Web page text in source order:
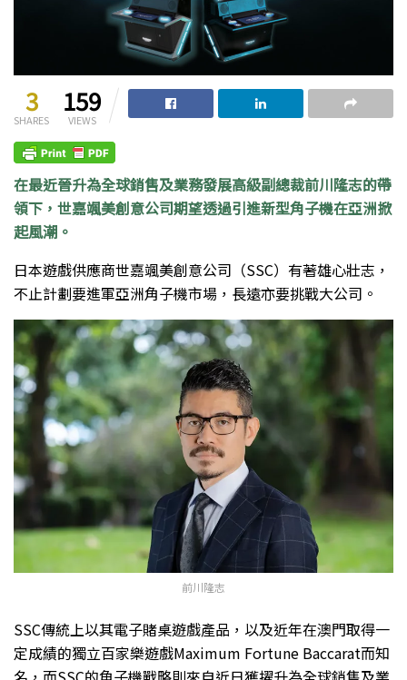
3
SHARES
159
VIEWS
在最近晉升為全球銷售及業務發展高級副總裁前川隆志的帶
領下，世嘉颯美創意公司期望透過引進新型角子機在亞洲掀
起風潮。
日本遊戲供應商世嘉颯美創意公司（SSC）有著雄心壯志，
不止計劃要進軍亞洲角子機市場，長遠亦要挑戰大公司。
前川隆志
SSC傳統上以其電子賭桌遊戲產品，以及近年在澳門取得一
定成績的獨立百家樂遊戲Maximum Fortune Baccarat而知